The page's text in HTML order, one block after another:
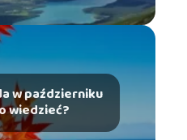
w październiku
wiedzieć?